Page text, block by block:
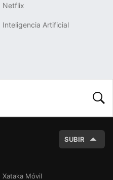
Netflix
Inteligencia Artificial
SUBIR
Xataka Móvil